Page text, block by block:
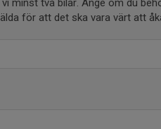
minst två bilar. Ange om du
för att det ska vara värt att